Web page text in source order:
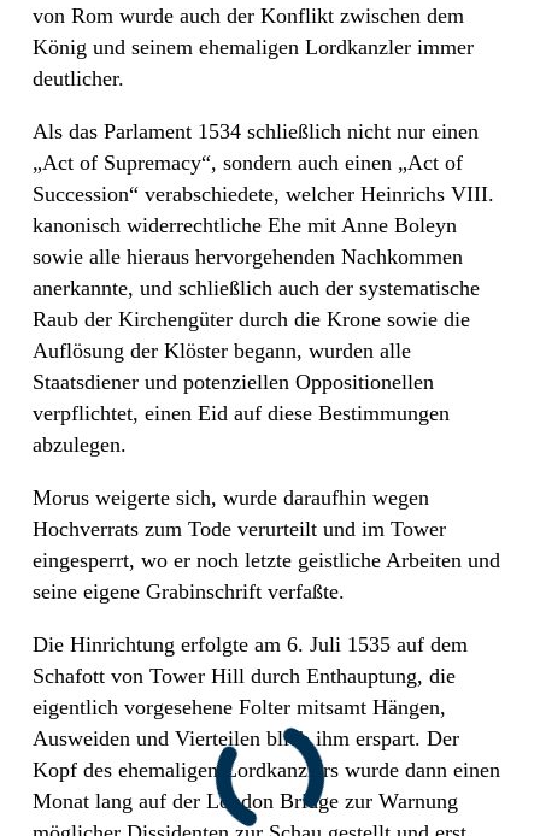
von Rom wurde auch der Konflikt zwischen dem
König und seinem ehemaligen Lordkanzler immer
deutlicher.
Als das Parlament 1534 schließlich nicht nur einen
„Act of Supremacy“, sondern auch einen „Act of
Succession“ verabschiedete, welcher Heinrichs VIII.
kanonisch widerrechtliche Ehe mit Anne Boleyn
sowie alle hieraus hervorgehenden Nachkommen
anerkannte, und schließlich auch der systematische
Raub der Kirchengüter durch die Krone sowie die
Auflösung der Klöster begann, wurden alle
Staatsdiener und potenziellen Oppositionellen
verpflichtet, einen Eid auf diese Bestimmungen
abzulegen.
Morus weigerte sich, wurde daraufhin wegen
Hochverrats zum Tode verurteilt und im Tower
eingesperrt, wo er noch letzte geistliche Arbeiten und
seine eigene Grabinschrift verfaßte.
Die Hinrichtung erfolgte am 6. Juli 1535 auf dem
Schafott von Tower Hill durch Enthauptung, die
eigentlich vorgesehene Folter mitsamt Hängen,
Ausweiden und Vierteilen blieb ihm erspart. Der
Kopf des ehemaligen Lordkanzlers wurde dann einen
Monat lang auf der London Bridge zur Warnung